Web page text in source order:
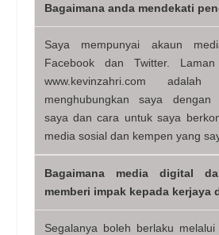
Bagaimana anda mendekati
Saya mempunyai akaun
Facebook dan Twitter.
www.kevinzahri.com
menghubungkan saya dengan
saya dan cara untuk saya
media sosial dan kempen yang
Bagaimana media digital
memberi impak kepada kerjaya
Segalanya boleh berlaku